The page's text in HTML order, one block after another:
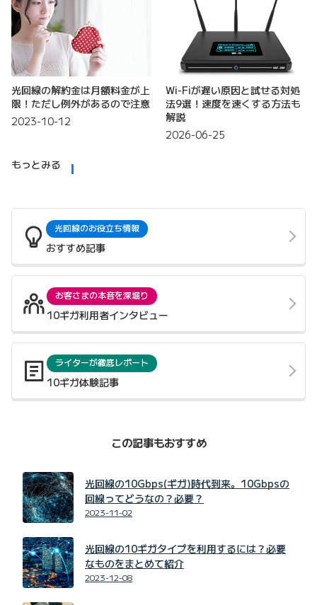
光回線の解約金は月額料金が上
限！ただし例外があるので注意
2023-10-12
Wi-Fiが遅い原因と試せる対処
法9選！速度を速くする方法も
解説
2026-06-25
もっとみる
光回線のお役立ち情報
おすすめ記事
お客さまの本音を深堀り
10ギガ利用者インタビュー
ライターが徹底レポート
10ギガ体験記事
この記事もおすすめ
光回線の10Gbps(ギガ)時代到来。10Gbpsの
回線ってどうなの？必要？
2023-11-02
光回線の10ギガタイプを利用するには？必要
なものをまとめて紹介
2023-12-08